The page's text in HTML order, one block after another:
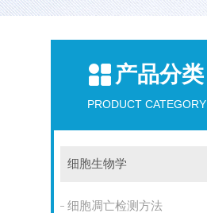
产品分类
PRODUCT CATEGORY
细胞生物学
细胞凋亡检测方法